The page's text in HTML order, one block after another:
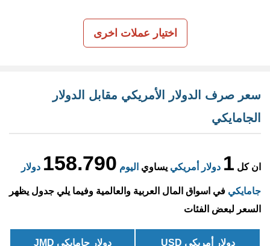
اختيار عملات اخرى
سعر صرف الدولار الأمريكي مقابل الدولار
الجامايكي
ان كل 1 دولار أمريكي يساوي اليوم 158.790 دولار
جامايكي في اسواق المال العربية والعالمية وفيما يلي جدول يظهر
السعر لبعض الفئات
دولار أمريكي USD دولار جامايكي JMD